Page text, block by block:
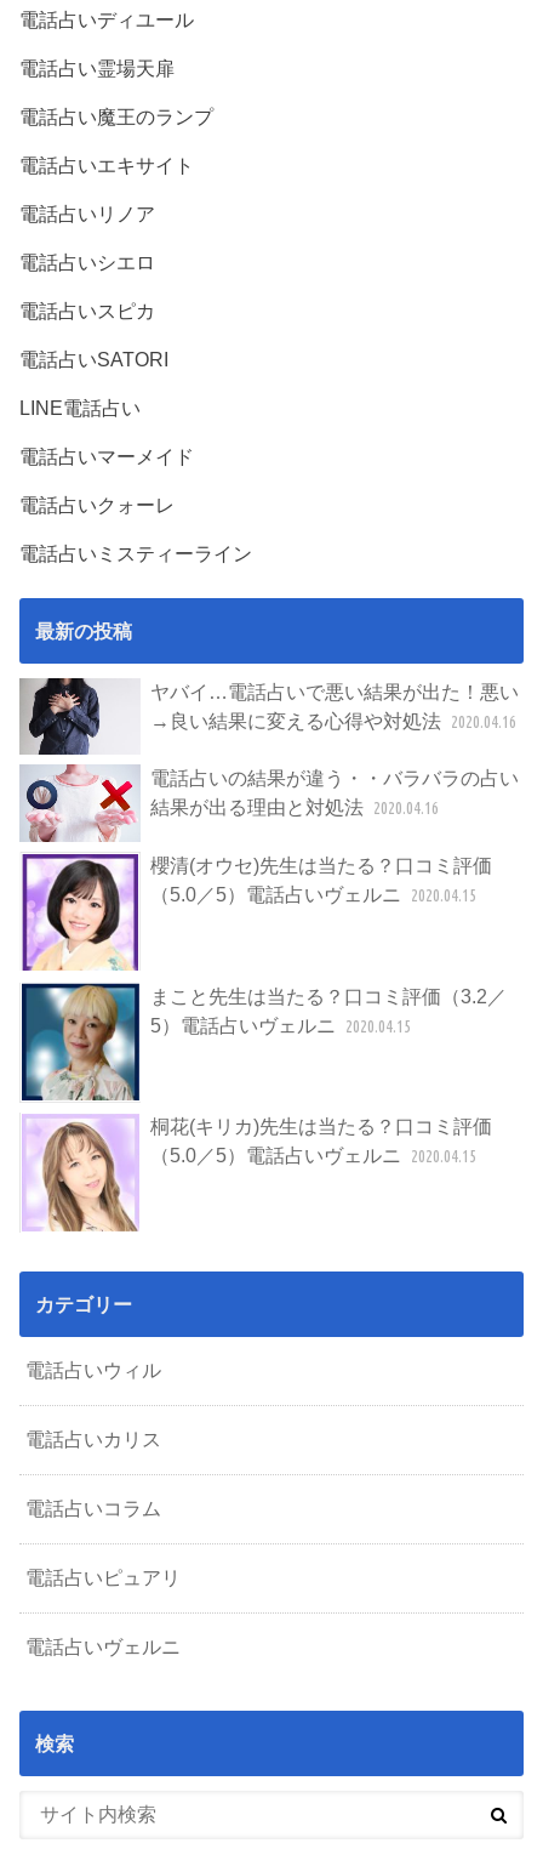
電話占いディユール
電話占い霊場天扉
電話占い魔王のランプ
電話占いエキサイト
電話占いリノア
電話占いシエロ
電話占いスピカ
電話占いSATORI
LINE電話占い
電話占いマーメイド
電話占いクォーレ
電話占いミスティーライン
最新の投稿
ヤバイ…電話占いで悪い結果が出た！悪い
→良い結果に変える心得や対処法 2020.04.16
電話占いの結果が違う・・バラバラの占い
結果が出る理由と対処法 2020.04.16
櫻清(オウセ)先生は当たる？口コミ評価
（5.0／5）電話占いヴェルニ
2020.04.15
まこと先生は当たる？口コミ評価（3.2／
5）電話占いヴェルニ
2020.04.15
桐花(キリカ)先生は当たる？口コミ評価
（5.0／5）電話占いヴェルニ
2020.04.15
カテゴリー
電話占いウィル
電話占いカリス
電話占いコラム
電話占いピュアリ
電話占いヴェルニ
検索